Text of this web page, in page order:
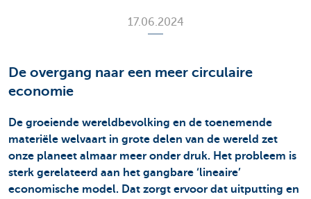
17.06.2024
De overgang naar een meer circulaire
economie
De groeiende wereldbevolking en de toenemende
materiële welvaart in grote delen van de wereld zet
onze planeet almaar meer onder druk. Het probleem is
sterk gerelateerd aan het gangbare ‘lineaire’
economische model. Dat zorgt ervoor dat uitputting en